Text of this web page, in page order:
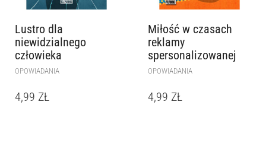
Lustro dla
niewidzialnego
człowieka
OPOWIADANIA
4,99 ZŁ
Miłość w czasach
reklamy
spersonalizowanej
OPOWIADANIA
4,99 ZŁ